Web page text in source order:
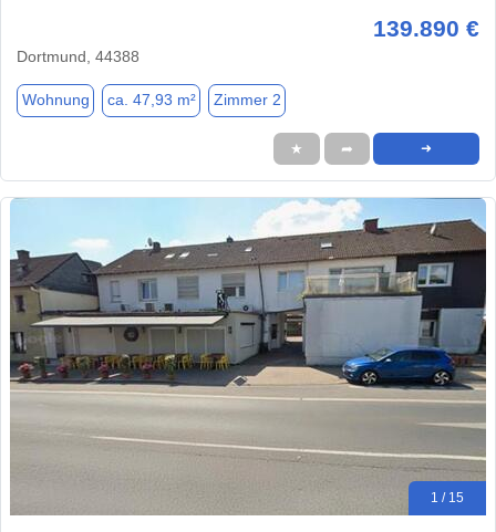
139.890 €
Dortmund, 44388
Wohnung ca. 47,93 m² Zimmer 2
★ ➦ ➜
1 / 15